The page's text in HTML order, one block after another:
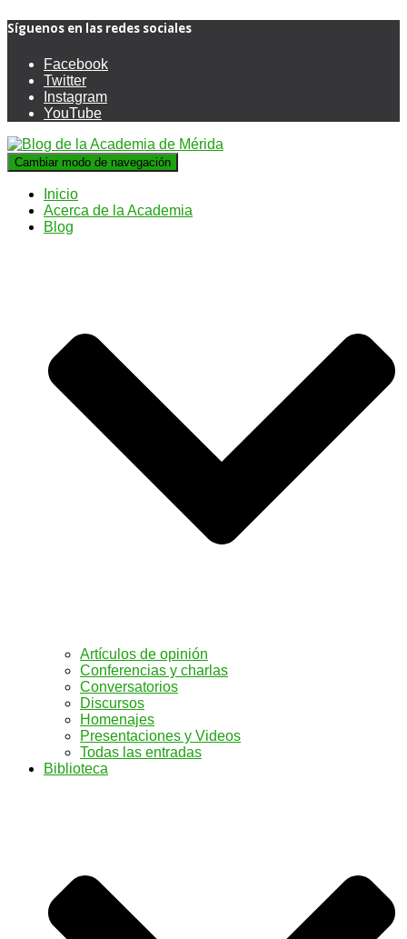
Síguenos en las redes sociales
Facebook
Twitter
Instagram
YouTube
Cambiar modo de navegación
Inicio
Acerca de la Academia
Blog
Artículos de opinión
Conferencias y charlas
Conversatorios
Discursos
Homenajes
Presentaciones y Videos
Todas las entradas
Biblioteca